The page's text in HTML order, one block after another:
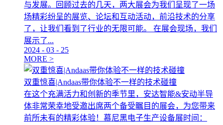
与发展。回顾过去的几天，两大展会为我们呈现了一场
场精彩纷呈的展览、论坛和互动活动，前沿技术的分享
了，让我们看到了行业的无限可能。 在展会现场，我们
展示了...
2024 - 03 - 25
MORE >
双重惊喜|Andaas带你体验不一样的技术碰撞
在这个充满活力和创新的季节里，安达智能&安动半导
体非常荣幸地受邀出席两个备受瞩目的展会，为您带来
前所未有的精彩体验！慕尼黑电子生产设备展时间：